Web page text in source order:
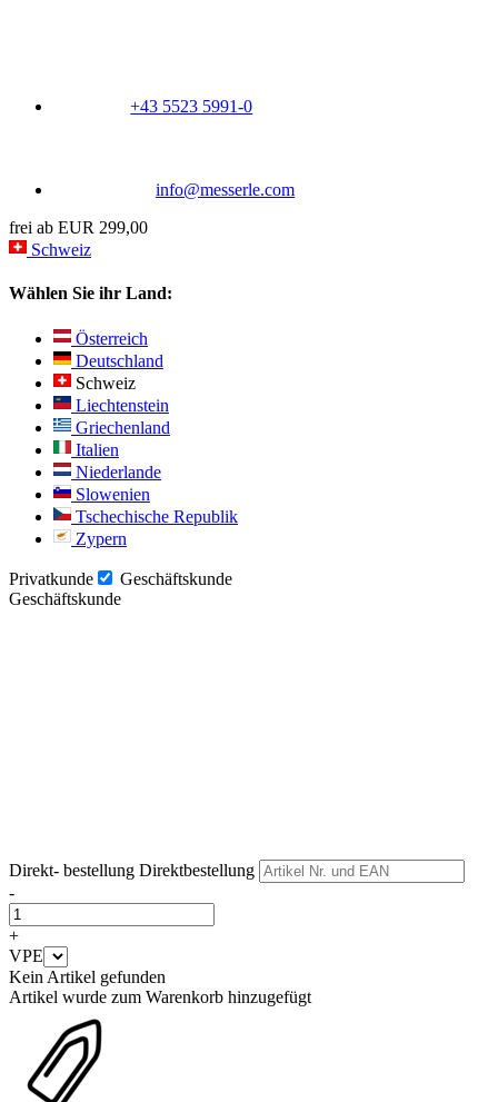
+43 5523 5991-0
info@messerle.com
frei ab EUR 299,00
Schweiz
Wählen Sie ihr Land:
Österreich
Deutschland
Schweiz
Liechtenstein
Griechenland
Italien
Niederlande
Slowenien
Tschechische Republik
Zypern
Privatkunde
Geschäftskunde
Geschäftskunde
Direkt- bestellung Direktbestellung
-
+
VPE
Kein Artikel gefunden
Artikel wurde zum Warenkorb hinzugefügt